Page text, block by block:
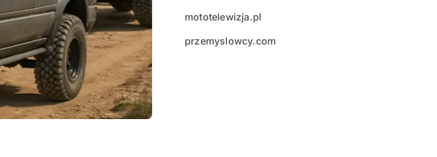
mototelewizja.pl
przemyslowcy.com